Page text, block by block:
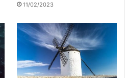
11/02/2023